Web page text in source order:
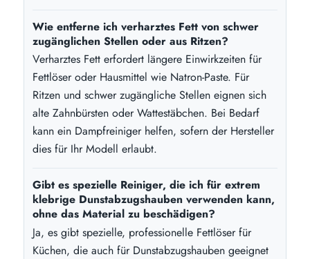
Wie entferne ich verharztes Fett von schwer
zugänglichen Stellen oder aus Ritzen?
Verharztes Fett erfordert längere Einwirkzeiten für
Fettlöser oder Hausmittel wie Natron-Paste. Für
Ritzen und schwer zugängliche Stellen eignen sich
alte Zahnbürsten oder Wattestäbchen. Bei Bedarf
kann ein Dampfreiniger helfen, sofern der Hersteller
dies für Ihr Modell erlaubt.
Gibt es spezielle Reiniger, die ich für extrem
klebrige Dunstabzugshauben verwenden kann,
ohne das Material zu beschädigen?
Ja, es gibt spezielle, professionelle Fettlöser für
Küchen, die auch für Dunstabzugshauben geeignet